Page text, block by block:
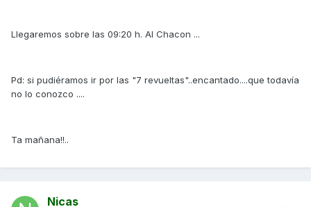
Llegaremos sobre las 09:20 h. Al Chacon ...
Pd: si pudiéramos ir por las "7 revueltas"..encantado....que todavía
no lo conozco ....
Ta mañana!!..
Nicas